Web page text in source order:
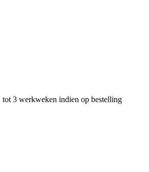
3 werkweken indien op bestelling